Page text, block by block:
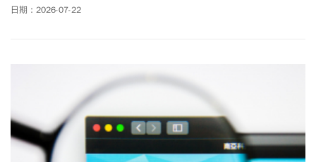
盤回檔時守住均線的抗震標的。另外南亞科（2408）、華邦電
的新主線。台塑、台化積極布局半導體特用化學品，中纖、新纖則
分別切入半導體材料、AI伺服器塑膠件等領域；大立光、瑞昱等傳統
電子股，也憑藉矽光子、邊緣AI題材迎來價值重估機會。不過，抗跌
不代表不會補跌，漲停也不等於趨勢已全面翻多。台股第三季能否
延續攻勢，仍須觀察記憶體籌碼是否沉澱、矽光子指標股能否止
穩，以及轉型題材能否真正反映在訂單與營收上。
日期：2026-07-22